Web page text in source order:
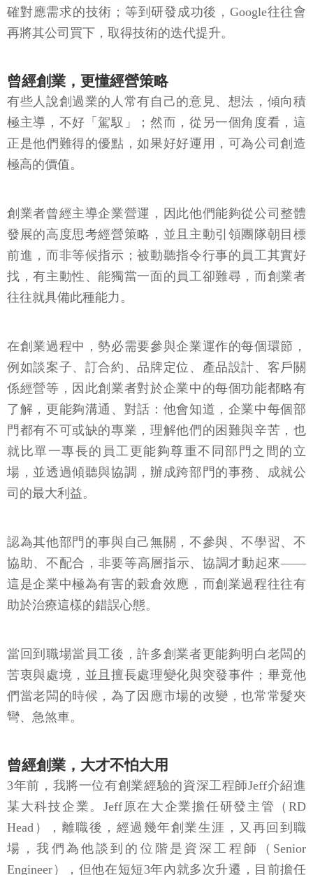
確對應需求的技術；等到研發成功後，Google往往會
再將其公司買下，取得技術的迭代提升。
曾經創業，更懂經營策略
有些人說創過業的人常有自己的意見、想法，傾向積
極主導，不好「駕馭」；然而，從另一個角度看，這
正是他們難得的優點，如果好好運用，可為公司創造
極高的價值。
創業者曾經主導企業營運，因此他們能夠從公司整體
發展的高度思考經營策略，並且主動引領團隊朝目標
前進，而非等候指示；被動聽指令行事的員工其實好
找，有主動性、能獨當一面的員工卻難尋，而創業者
往往就具備此種能力。
在創業過程中，勢必需要參與企業運作的每個環節，
例如談案子、訂合約、品牌定位、產品設計、客戶關
係經營等，因此創業者對於企業中的每個功能都略有
了解，更能夠溝通、對話：他會知道，企業中每個部
門都有不可或缺的專業，理解他們的困難與辛苦，也
就比單一專長的員工更能夠尊重不同部門之間的立
場，並透過傾聽與協調，辦成跨部門的事務、成就公
司的最大利益。
認為其他部門的事與自己無關，不參與、不學習、不
協助、不配合，非要等高層指示、協調才動起來——
這是企業中極為有害的穀倉效應，而創業過程往往有
助於治療這樣的錯誤心態。
當回到職場當員工後，許多創業者更能夠明白老闆的
苦衷與處境，並且擅長處理變化與突發事件；畢竟他
們當老闆的時候，為了因應市場的改變，也常常髮夾
彎、急煞車。
曾經創業，大才不怕大用
3年前，我將一位有創業經驗的資深工程師Jeff介紹進
某大科技企業。Jeff原在大企業擔任研發主管（RD
Head），離職後，經過幾年創業生涯，又再回到職
場，我們為他談到的位階是資深工程師（Senior
Engineer），但他在短短3年內就多次升遷，目前擔任